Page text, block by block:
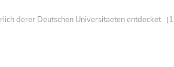
derer Deutschen Universitaeten entdecket.